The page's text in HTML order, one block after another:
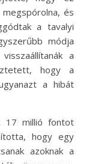
és
a tavalyi
módja
a
hogy a
a hibát
17 millió fontot
hogy egy
azoknak a